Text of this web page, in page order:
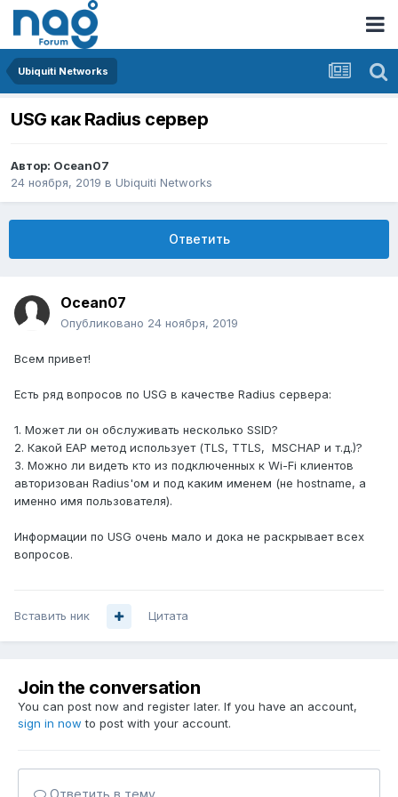
Ubiquiti Networks
USG как Radius сервер
Автор: Ocean07
24 ноября, 2019 в Ubiquiti Networks
Ответить
Ocean07
Опубликовано 24 ноября, 2019
Всем привет!
Есть ряд вопросов по USG в качестве Radius сервера:
1. Может ли он обслуживать несколько SSID?
2. Какой EAP метод использует (TLS, TTLS, MSCHAP и т.д.)?
3. Можно ли видеть кто из подключенных к Wi-Fi клиентов
авторизован Radius'ом и под каким именем (не hostname, а
именно имя пользователя).
Информации по USG очень мало и дока не раскрывает всех
вопросов.
Вставить ник Цитата
Join the conversation
You can post now and register later. If you have an account,
sign in now to post with your account.